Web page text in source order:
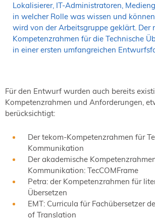
Lokalisierer, IT-Administratoren,
in welcher Rolle was wissen und
wird von der Arbeitsgruppe geklärt. Der
Kompetenzrahmen für die Technische
in einer ersten umfangreichen
Für den Entwurf wurden auch bereits
Kompetenzrahmen und Anforderungen,
berücksichtigt:
Der tekom-Kompetenzrahmen für
Kommunikation
Der akademische
Kommunikation: TecCOMFrame
Petra: der Kompetenzrahmen für
Übersetzen
EMT: Curricula für Fachübersetzer
of Translation